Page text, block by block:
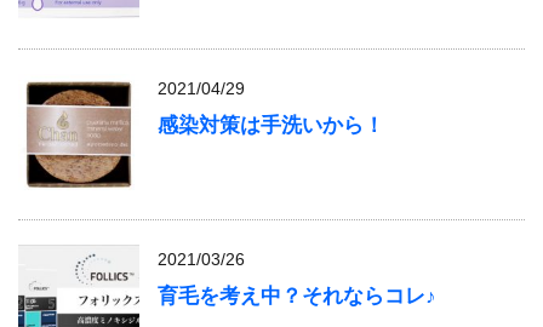
2021/04/29
感染対策は手洗いから！
2021/03/26
育毛を考え中？それならコレ♪